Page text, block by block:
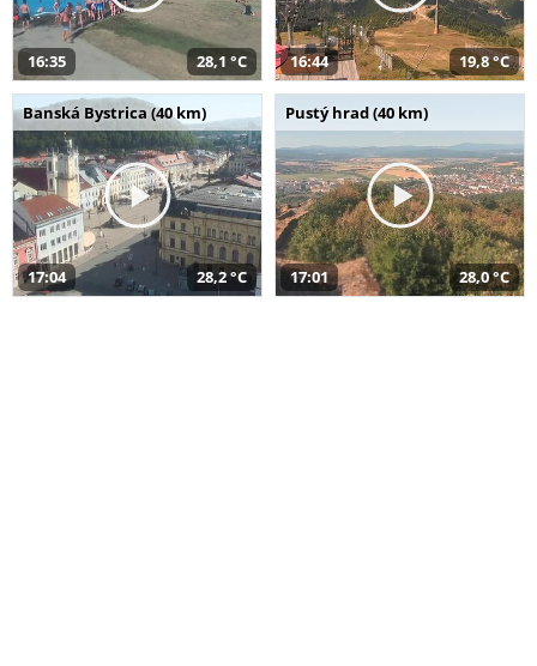
16:35 28,1 °C 16:44 19,8 °C
Banská Bystrica (40 km)
17:04 28,2 °C
Pustý hrad (40 km)
17:01 28,0 °C